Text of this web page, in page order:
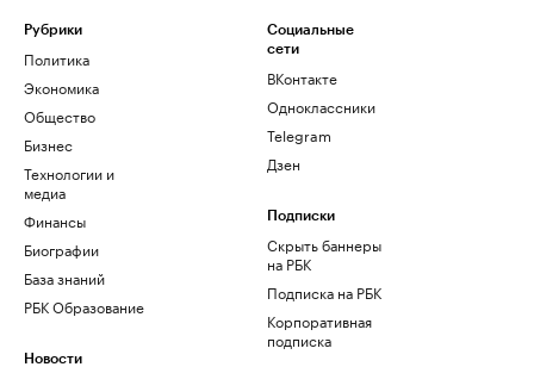
Рубрики
Политика
Экономика
Общество
Бизнес
Технологии и
медиа
Финансы
Биографии
База знаний
РБК Образование
Новости
Социальные
сети
ВКонтакте
Одноклассники
Telegram
Дзен
Подписки
Скрыть баннеры
на РБК
Подписка на РБК
Корпоративная
подписка